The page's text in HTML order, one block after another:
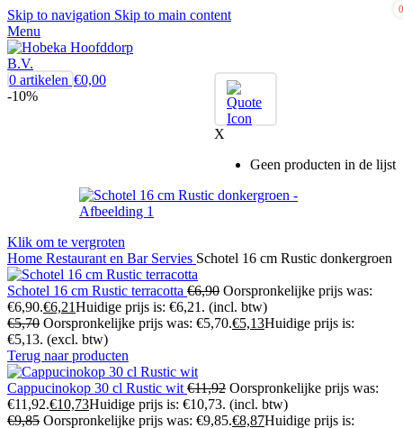
Skip to navigation Skip to main content
Menu
0
X
Geen producten in de lijst
0 artikelen €0,00
-10%
Klik om te vergroten
Home Restaurant en Bar Servies Schotel 16 cm Rustic donkergroen
Schotel 16 cm Rustic terracotta €6,90 Oorspronkelijke prijs was:
€6,90.€6,21Huidige prijs is: €6,21. (incl. btw)
€5,70 Oorspronkelijke prijs was: €5,70.€5,13Huidige prijs is:
€5,13. (excl. btw)
Terug naar producten
Cappucinokop 30 cl Rustic wit €11,92 Oorspronkelijke prijs was:
€11,92.€10,73Huidige prijs is: €10,73. (incl. btw)
€9,85 Oorspronkelijke prijs was: €9,85.€8,87Huidige prijs is: